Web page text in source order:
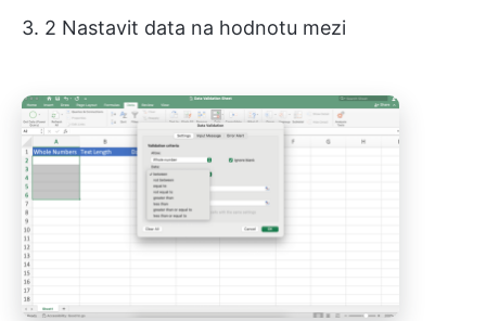
3. 2 Nastavit data na hodnotu mezi